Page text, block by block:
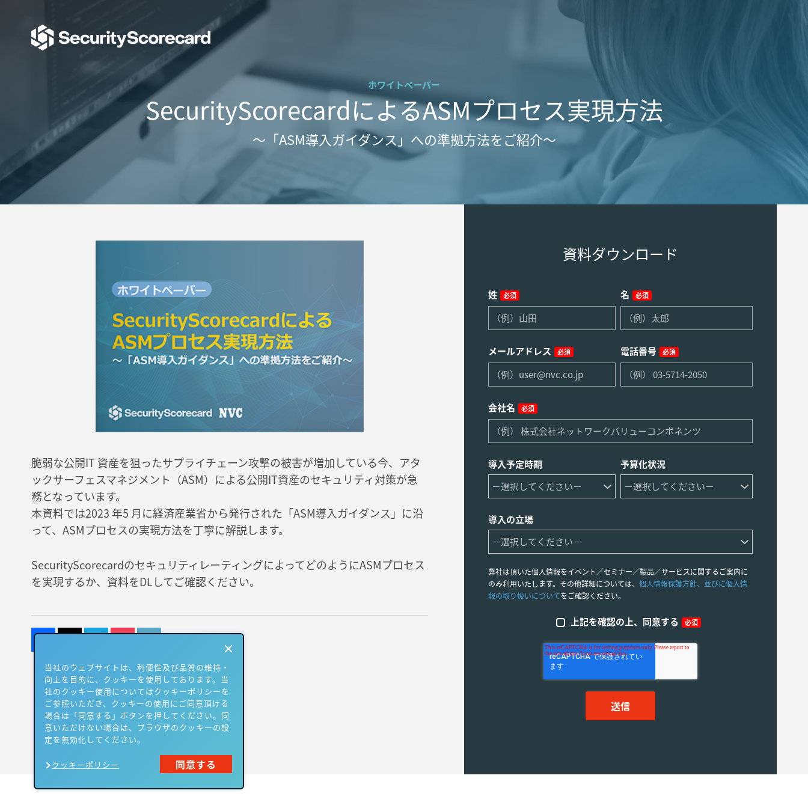
ホワイトペーパー
SecurityScorecardによるASMプロセス実現方法
～「ASM導入ガイダンス」への準拠方法をご紹介～
脆弱な公開IT 資産を狙ったサプライチェーン攻撃の被害が増加している今、アタ
ックサーフェスマネジメント（ASM）による公開IT資産のセキュリティ対策が急
務となっています。
本資料では2023 年5 月に経済産業省から発行された「ASM導入ガイダンス」に沿
って、ASMプロセスの実現方法を丁寧に解説します。
SecurityScorecardのセキュリティレーティングによってどのようにASMプロセス
を実現するか、資料をDLしてご確認ください。
資料ダウンロード
姓 必須 名 必須
メールアドレス 必須 電話番号 必須
会社名 必須
導入予定時期 予算化状況
導入の立場
弊社は頂いた個人情報をイベント／セミナー／製品／サービスに関するご案内に
のみ利用いたします。その他詳細については、 個人情報保護方針、並びに個人情
報の取り扱いについてをご確認ください。
上記を確認の上、同意する 必須
当社のウェブサイトは、利便性及び品質の維持・
向上を目的に、クッキーを使用しております。当
社のクッキー使用についてはクッキーポリシーを
ご参照いただき、クッキーの使用にご同意頂ける
場合は「同意する」ボタンを押してください。同
意いただけない場合は、ブラウザのクッキーの設
定を無効化してください。
クッキーポリシー 同意する